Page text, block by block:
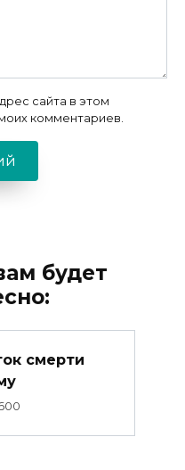
сайта в этом
комментариев.
будет
смерти